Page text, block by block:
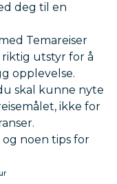
deg til en
Temareiser
riktig utstyr for å
opplevelse.
skal kunne nyte
ikke for
noen tips for